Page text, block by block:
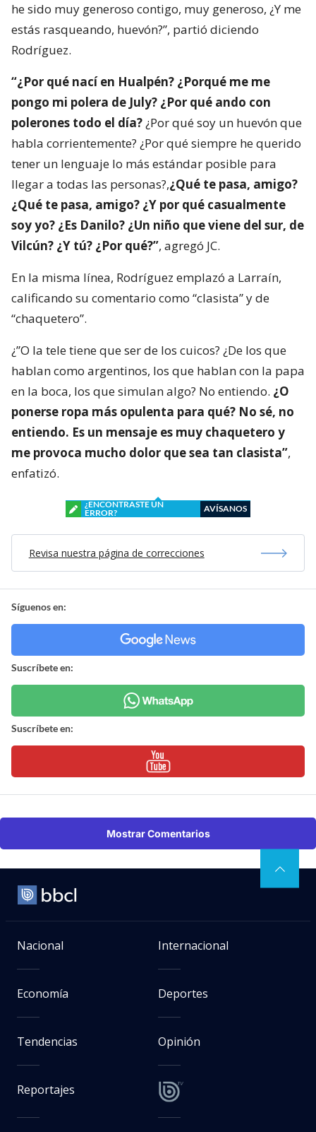
he sido muy generoso contigo, muy generoso, ¿Y me
estás rasqueando, huevón?”, partió diciendo
Rodríguez.
“¿Por qué nací en Hualpén? ¿Porqué me me
pongo mi polera de July? ¿Por qué ando con
polerones todo el día?¿Por qué soy un huevón que
habla corrientemente? ¿Por qué siempre he querido
tener un lenguaje lo más estándar posible para
llegar a todas las personas?,¿Qué te pasa, amigo?
¿Qué te pasa, amigo? ¿Y por qué casualmente
soy yo? ¿Es Danilo? ¿Un niño que viene del sur, de
Vilcún? ¿Y tú? ¿Por qué?”, agregó JC.
En la misma línea, Rodríguez emplazó a Larraín,
calificando su comentario como “clasista” y de
“chaquetero”.
¿”O la tele tiene que ser de los cuicos? ¿De los que
hablan como argentinos, los que hablan con la papa
en la boca, los que simulan algo? No entiendo. ¿O
ponerse ropa más opulenta para qué? No sé, no
entiendo. Es un mensaje es muy chaquetero y
me provoca mucho dolor que sea tan clasista”,
enfatizó.
¿ENCONTRASTE UN
ERROR?
AVÍSANOS
Revisa nuestra página de correcciones
Síguenos en:
Suscríbete en:
Suscríbete en:
Mostrar Comentarios
Nacional Internacional
Economía Deportes
Tendencias Opinión
Reportajes